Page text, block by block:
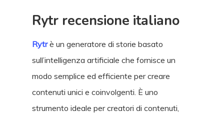
Rytr recensione italiano
Rytrè un generatore di storie basato
sull’intelligenza artificiale che fornisce un
modo semplice ed efficiente per creare
contenuti unici e coinvolgenti. È uno
strumento ideale per creatori di contenuti,